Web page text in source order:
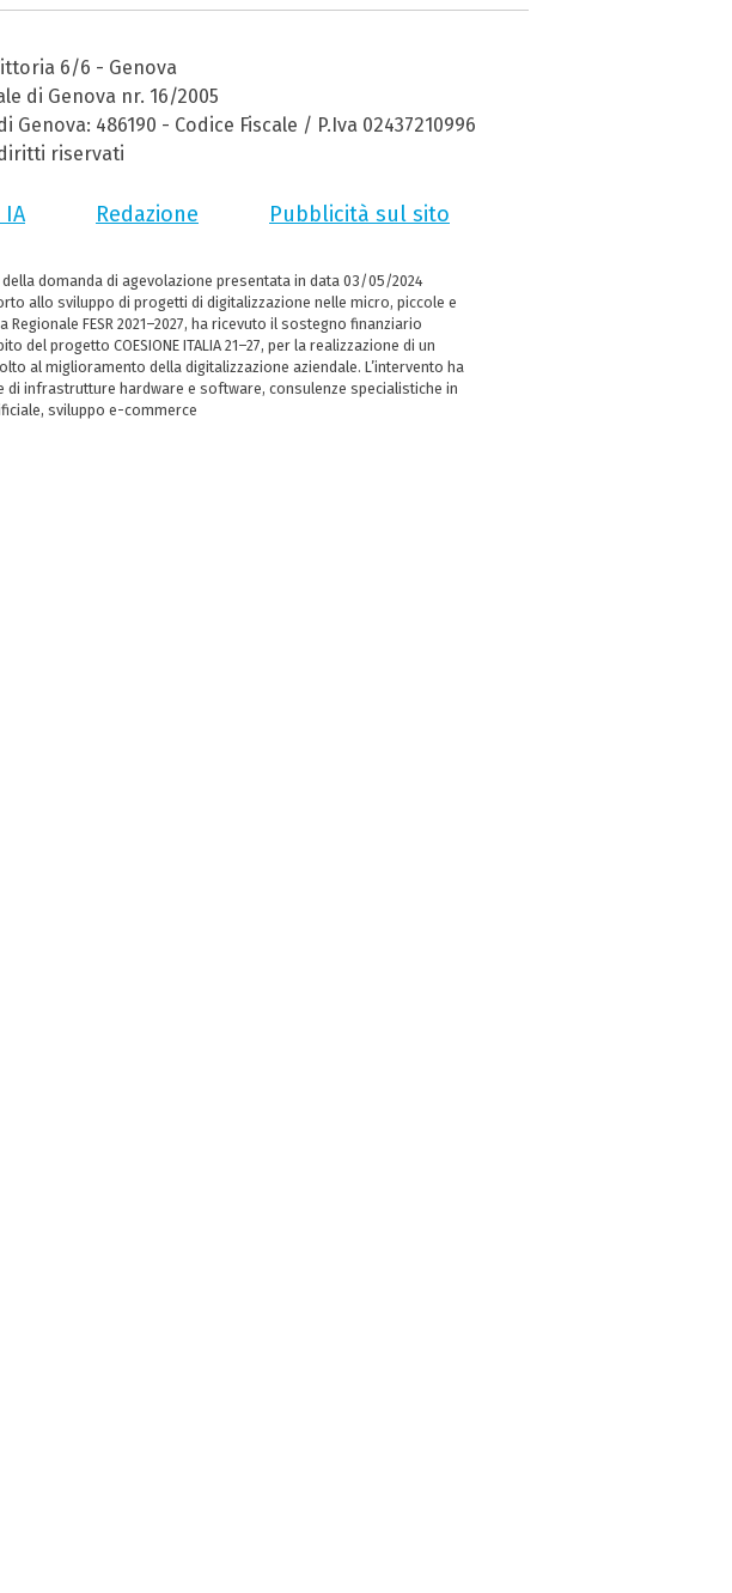
6/6 - Genova
di Genova nr. 16/2005
486190 - Codice Fiscale / P.Iva 02437210996
riservati
IA Redazione Pubblicità sul sito
della domanda di agevolazione presentata in data 03/05/2024
allo sviluppo di progetti di digitalizzazione nelle micro, piccole e
FESR 2021–2027, ha ricevuto il sostegno finanziario
del progetto COESIONE ITALIA 21–27, per la realizzazione di un
al miglioramento della digitalizzazione aziendale. L’intervento ha
di infrastrutture hardware e software, consulenze specialistiche in
sviluppo e-commerce